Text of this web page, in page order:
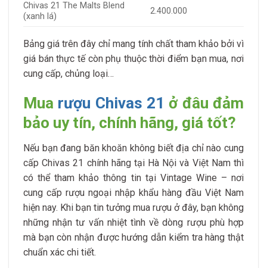
Chivas 21 The Malts Blend
(xanh lá)
2.400.000
Bảng giá trên đây chỉ mang tính chất tham khảo bởi vì
giá bán thực tế còn phụ thuộc thời điểm bạn mua, nơi
cung cấp, chủng loại…
Mua rượu Chivas 21 ở đâu đảm
bảo uy tín, chính hãng, giá tốt?
Nếu bạn đang băn khoăn không biết địa chỉ nào cung
cấp Chivas 21 chính hãng tại Hà Nội và Việt Nam thì
có thể tham khảo thông tin tại Vintage Wine – nơi
cung cấp rượu ngoại nhập khẩu hàng đầu Việt Nam
hiện nay. Khi bạn tin tưởng mua rượu ở đây, bạn không
những nhận tư vấn nhiệt tình về dòng rượu phù hợp
mà bạn còn nhận được hướng dẫn kiểm tra hàng thật
chuẩn xác chi tiết.